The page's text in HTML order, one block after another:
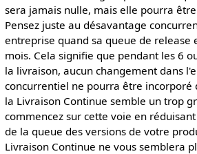
sera jamais nulle, mais elle pourra
Pensez juste au désavantage
entreprise quand sa queue de release
mois. Cela signifie que pendant les 6
la livraison, aucun changement dans
concurrentiel ne pourra être incorporé
la Livraison Continue semble un trop
commencez sur cette voie en
de la queue des versions de votre
Livraison Continue ne vous semblera